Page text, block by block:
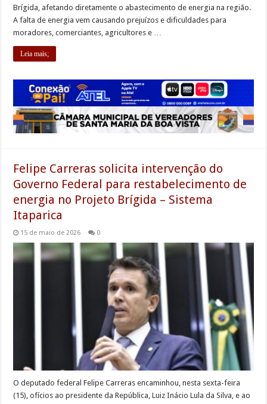
Brígida, afetando diretamente o abastecimento de energia na região.
A falta de energia vem causando prejuízos e dificuldades para
moradores, comerciantes, agricultores e …
Leia mais;
Felipe Carreras solicita intervenção do
Governo Federal para restabelecimento de
energia no Projeto Brígida – Sistema
Itaparica
15 de maio de 2026 0
O deputado federal Felipe Carreras encaminhou, nesta sexta-feira
(15), ofícios ao presidente da República, Luiz Inácio Lula da Silva, e ao